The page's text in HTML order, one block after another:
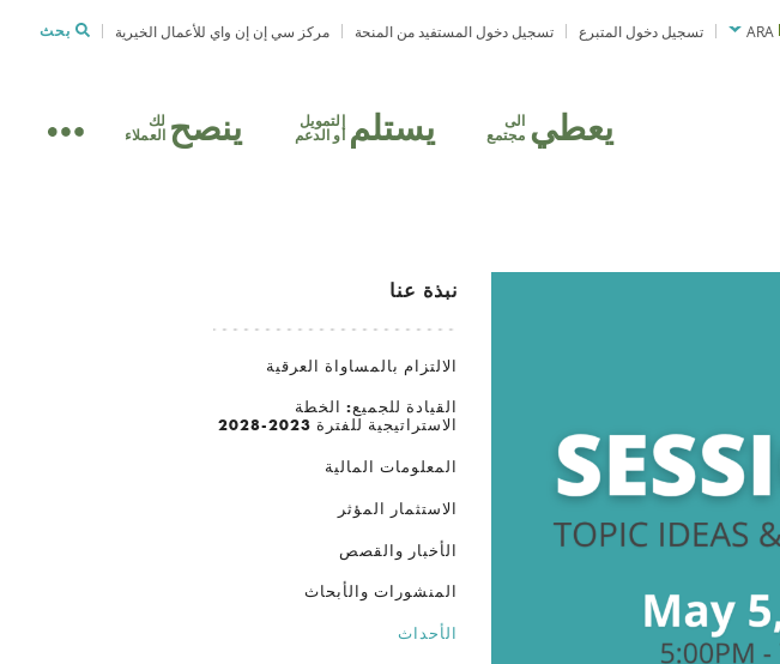
ARA تسجيل دخول المتبرع تسجيل دخول المستفيد من المنحة مركز سي إن إن واي للأعمال الخيرية بحث
يعطي الى
مجتمع يستلم التمويل
أو الدعم ينصح لك
العملاء
نبذة عنا
الالتزام بالمساواة العرقية
القيادة للجميع: الخطة
الاستراتيجية للفترة 2023-2028
المعلومات المالية
الاستثمار المؤثر
الأخبار والقصص
المنشورات والأبحاث
الأحداث